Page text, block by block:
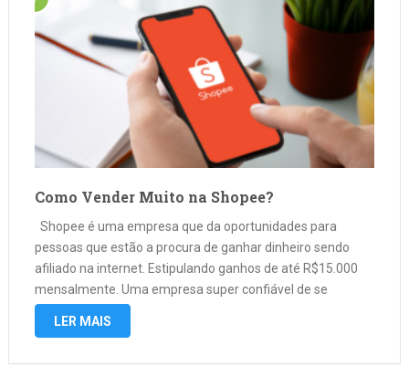
Como Vender Muito na Shopee?
Shopee é uma empresa que da oportunidades para
pessoas que estão a procura de ganhar dinheiro sendo
afiliado na internet. Estipulando ganhos de até R$15.000
mensalmente. Uma empresa super confiável de se
trabalha. Como é trabalhar como afiliado então? Você
LER MAIS